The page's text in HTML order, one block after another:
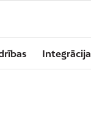
Integrācija